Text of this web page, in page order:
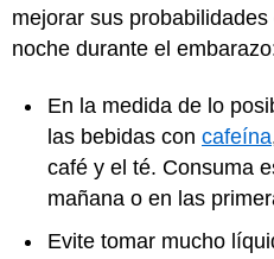
mejorar sus
noche durante el
En la medida de lo
las bebidas con cafeína
café y el té. Consuma
mañana o en las
Evite tomar mucho